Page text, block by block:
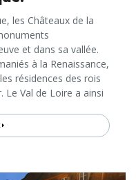
les Châteaux de la
et dans sa vallée.
à la Renaissance,
résidences des rois
Le Val de Loire a ainsi